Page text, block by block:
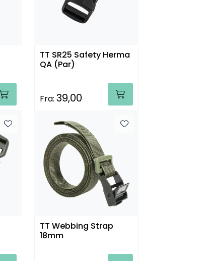
TT SR25 Safety Herma
QA (Par)
Fra: 39,00
TT Webbing Strap
18mm